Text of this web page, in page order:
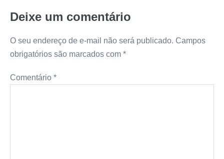
Deixe um comentário
O seu endereço de e-mail não será publicado. Campos
obrigatórios são marcados com *
Comentário *